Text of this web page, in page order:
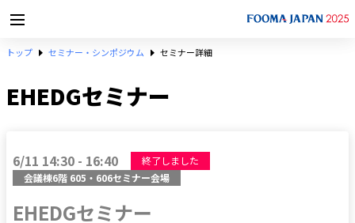
トップ セミナー・シンポジウム セミナー詳細
EHEDGセミナー
6/11 14:30 - 16:40
終了しました
会議棟6階 605・606セミナー会場
EHEDGセミナー